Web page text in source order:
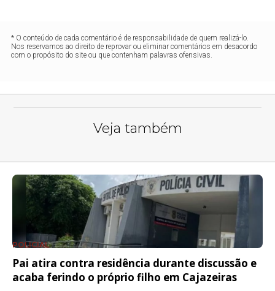
* O conteúdo de cada comentário é de responsabilidade de quem realizá-lo.
Nos reservamos ao direito de reprovar ou eliminar comentários em desacordo
com o propósito do site ou que contenham palavras ofensivas.
Veja também
POLICIAL
Pai atira contra residência durante discussão e
acaba ferindo o próprio filho em Cajazeiras